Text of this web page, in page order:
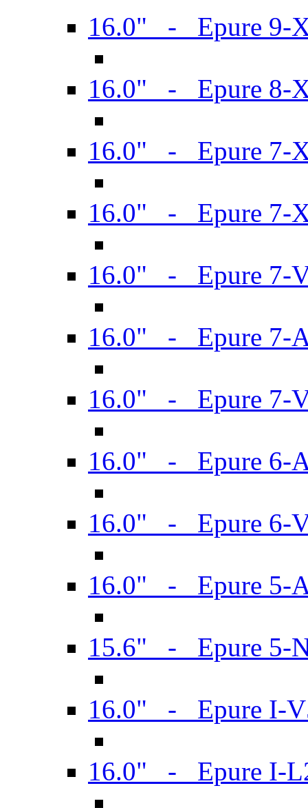
16.0" - Epure 9-
16.0" - Epure 8-
16.0" - Epure 7-
16.0" - Epure 7-
16.0" - Epure 7-
16.0" - Epure 7-
16.0" - Epure 7-
16.0" - Epure 6-
16.0" - Epure 6-
16.0" - Epure 5-
15.6" - Epure 5-
16.0" - Epure I-
16.0" - Epure I-